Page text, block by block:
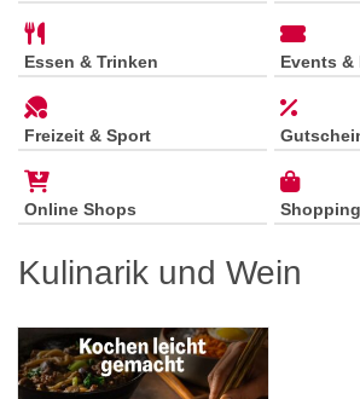
Essen & Trinken Events &
Freizeit & Sport
Online Shops Shopping
Kulinarik und Wein